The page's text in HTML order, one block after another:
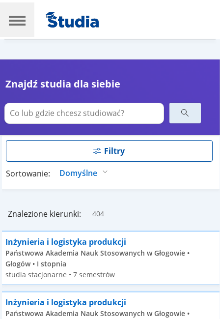
Znajdź studia dla siebie
Filtry
Sortowanie:
Znalezione kierunki: 404
Inżynieria i logistyka produkcji
Państwowa Akademia Nauk Stosowanych w Głogowie •
Głogów • I stopnia
studia stacjonarne • 7 semestrów
Inżynieria i logistyka produkcji
Państwowa Akademia Nauk Stosowanych w Głogowie •